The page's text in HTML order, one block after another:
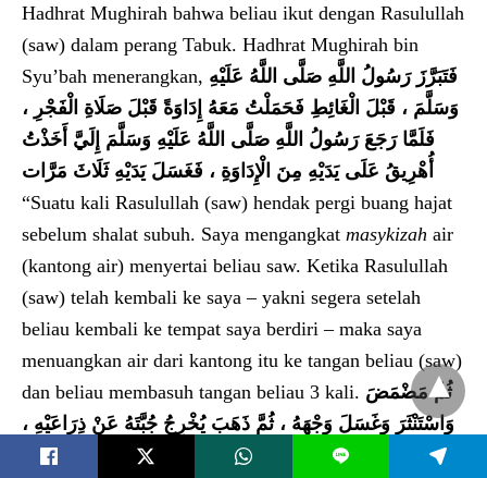
Hadhrat Mughirah bahwa beliau ikut dengan Rasulullah
(saw) dalam perang Tabuk. Hadhrat Mughirah bin
Syu’bah menerangkan, فَتَبَرَّزَ رَسُولُ اللَّهِ صَلَّى اللَّهُ عَلَيْهِ
وَسَلَّمَ ، قَبْلَ الْغَائِطِ فَحَمَلْتُ مَعَهُ إِدَاوَةً قَبْلَ صَلَاةِ الْفَجْرِ ،
فَلَمَّا رَجَعَ رَسُولُ اللَّهِ صَلَّى اللَّهُ عَلَيْهِ وَسَلَّمَ إِلَيَّ أَخَذْتُ
أُهْرِيقُ عَلَى يَدَيْهِ مِنَ الْإِدَاوَةِ ، فَغَسَلَ يَدَيْهِ ثَلَاثَ مَرَّات
“Suatu kali Rasulullah (saw) hendak pergi buang hajat
sebelum shalat subuh. Saya mengangkat masykizah air
(kantong air) menyertai beliau saw. Ketika Rasulullah
(saw) telah kembali ke saya – yakni segera setelah
beliau kembali ke tempat saya berdiri – maka saya
menuangkan air dari kantong itu ke tangan beliau (saw)
dan beliau membasuh tangan beliau 3 kali. ثُمَّ مَضْمَضَ
وَاسْتَنْثَرَ وَغَسَلَ وَجْهَهُ ، ثُمَّ ذَهَبَ يُخْرِجُ جُبَّتَهُ عَنْ ذِرَاعَيْهِ ،
فَضَاقَ كُمَّا جُبَّتِهِ فَأَدْخَلَ يَدَيْهِ فِي الْجُبَّةِ حَتَّى أَخْرَجَ ذِرَاعَيْهِ
L